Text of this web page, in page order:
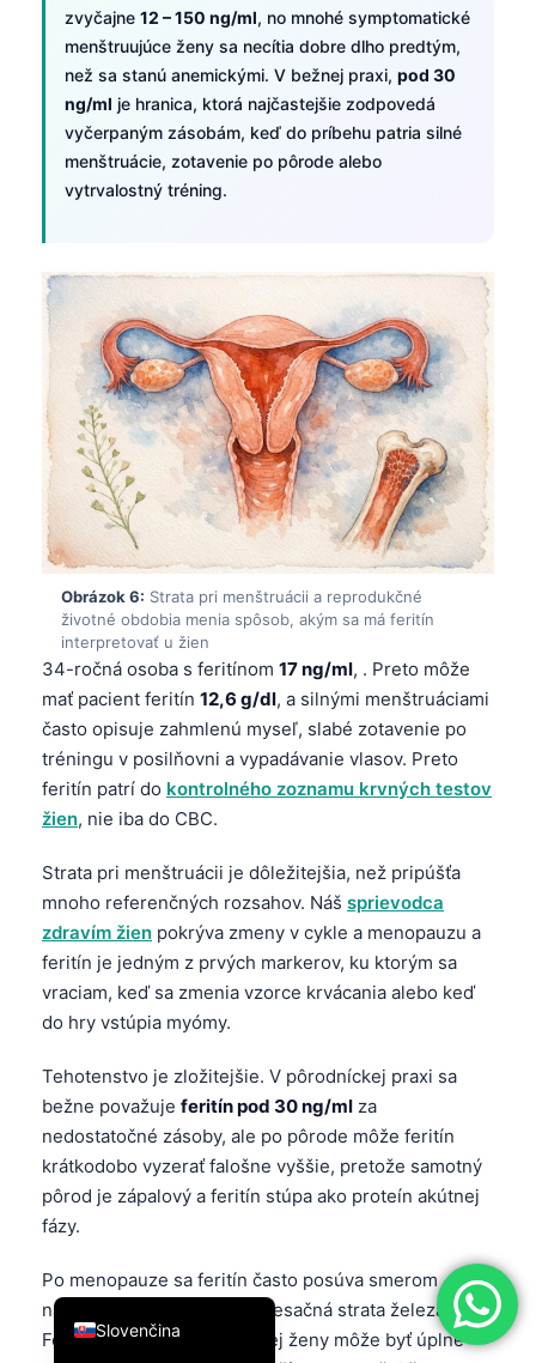
zvyčajne 12 – 150 ng/ml, no mnohé symptomatické
menštruujúce ženy sa necítia dobre dlho predtým,
než sa stanú anemickými. V bežnej praxi, pod 30
ng/ml je hranica, ktorá najčastejšie zodpovedá
vyčerpaným zásobám, keď do príbehu patria silné
menštruácie, zotavenie po pôrode alebo
vytrvalostný tréning.
Obrázok 6: Strata pri menštruácii a reprodukčné
životné obdobia menia spôsob, akým sa má feritín
interpretovať u žien
34-ročná osoba s feritínom 17 ng/ml, . Preto môže
mať pacient feritín 12,6 g/dl, a silnými menštruáciami
často opisuje zahmlenú myseľ, slabé zotavenie po
tréningu v posilňovni a vypadávanie vlasov. Preto
feritín patrí do kontrolného zoznamu krvných testov
žien, nie iba do CBC.
Strata pri menštruácii je dôležitejšia, než pripúšťa
mnoho referenčných rozsahov. Náš sprievodca
zdravím žien pokrýva zmeny v cykle a menopauzu a
feritín je jedným z prvých markerov, ku ktorým sa
vraciam, keď sa zmenia vzorce krvácania alebo keď
do hry vstúpia myómy.
Tehotenstvo je zložitejšie. V pôrodníckej praxi sa
bežne považuje feritín pod 30 ng/ml za
nedostatočné zásoby, ale po pôrode môže feritín
krátkodobo vyzerať falošne vyššie, pretože samotný
pôrod je zápalový a feritín stúpa ako proteín akútnej
fázy.
Po menopauze sa feritín často posúva smerom
nahor, pretože sa zastaví mesačná strata železa.
Feritín90 ng/ml u 58-ročnej ženy môže byť úplne
Slovenčina
English
العربية
Français
עִבְרִית
Português
Ελληνικά
Türkçe
Română
فارسی
Български
Dansk
Nederlands
हिन्दी
Bahasa Indonesia
Հայերեն
Íslenska
Српски језик
Svenska
Bosanski
Azərbaycan dili
Eesti
Русский
Lietuvių kalba
Polski
한국어
Slovenščina